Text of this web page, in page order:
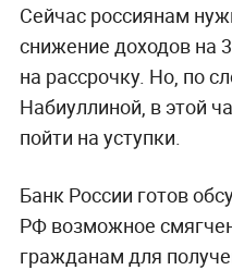
Сейчас россиянам
снижение доходов на
на рассрочку. Но, по
Набиуллиной, в этой
пойти на уступки.
Банк России готов
РФ возможное
гражданам для